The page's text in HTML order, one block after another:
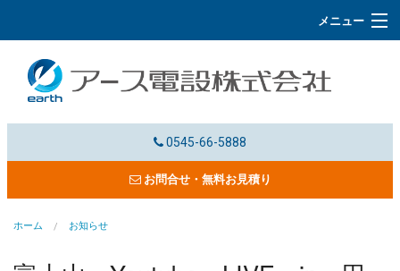
メニュー
ホーム
事業概要
会社概要
協力会社募集・採用情報
0545-66-5888
お問合せ・無料お見積り
ホーム お知らせ